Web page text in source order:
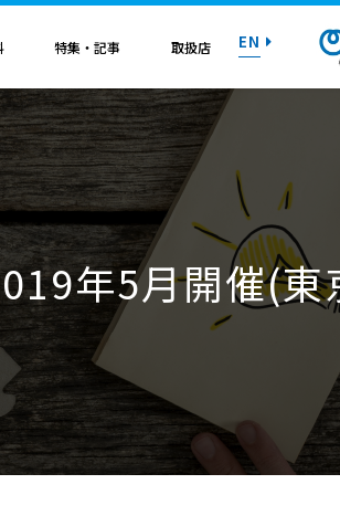
トライアル
マニュ
お問い
トライアル
マニュ
お問い
トライアル
マニュ
お問い
トライアル
マニュ
お問い
トライアル
マニュ
お問い
特集・記事
トライアル
マニュ
お問い
取扱店
トライアル
マニュ
お問い
EN
年5月開催(東